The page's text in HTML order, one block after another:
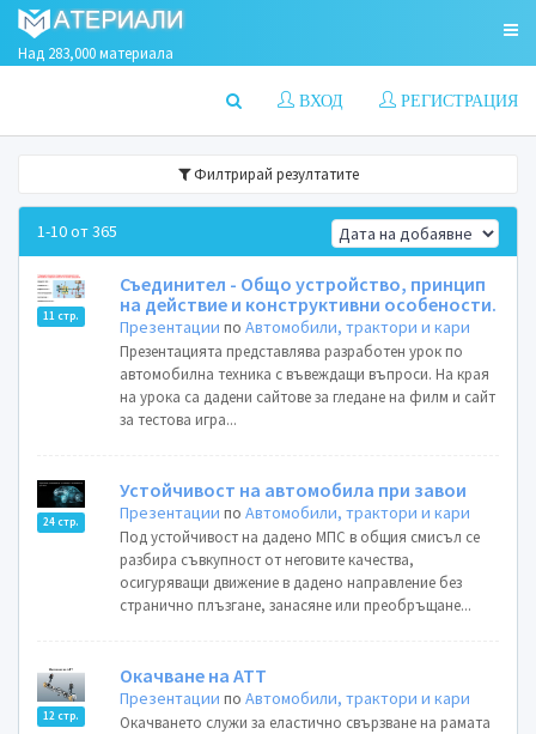
Над 283,000 материала
РЕГИСТРАЦИЯ
ВХОД
Филтрирай резултатите
1-10 от 365
11 стр.
Съединител - Общо устройство, принцип
на действие и конструктивни особености.
Презентации поАвтомобили, трактори и кари
Презентацията представлява разработен урок по
автомобилна техника с въвеждащи въпроси. На края
на урока са дадени сайтове за гледане на филм и сайт
за тестова игра...
24 стр.
Устойчивост на автомобила при завои
Презентации поАвтомобили, трактори и кари
Под устойчивост на дадено МПС в общия смисъл се
разбира съвкупност от неговите качества,
осигуряващи движение в дадено направление без
странично плъзгане, занасяне или преобръщане...
12 стр.
Окачване на АТТ
Презентации поАвтомобили, трактори и кари
Окачването служи за еластично свързване на рамата